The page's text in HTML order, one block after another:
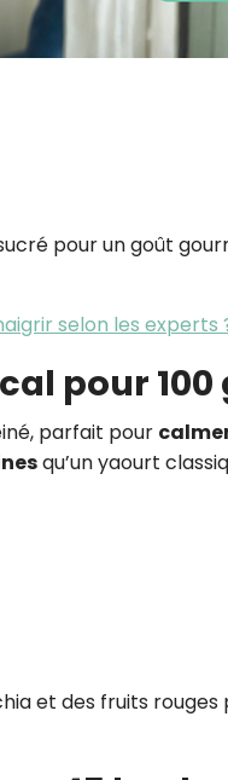
pour un goût
selon les experts
pour 100
parfait pour
qu’un yaourt
et des fruits